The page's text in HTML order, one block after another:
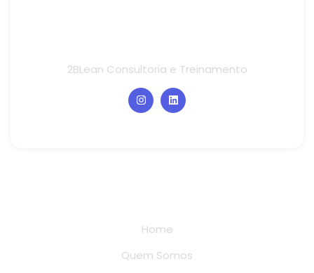
2BLean Consultoria e Treinamento
Home
Quem Somos